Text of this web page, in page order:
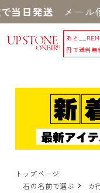
日発送メール便
あと
円で送料無
トップページ
石の名前で選ぶ
カ